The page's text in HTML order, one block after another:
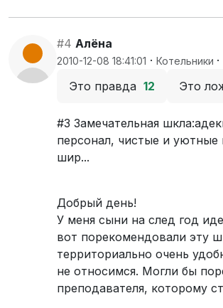
#4 Алёна
2010-12-08 18:41:01 · Котельники ·
Это правда 12 Это
#3 Замечательная
персонал, чистые и
шир...
Добрый день!
У меня сыни на след год
вот порекомендовали эту
территориально очень
не относимся. Могли бы
преподавателя, которому